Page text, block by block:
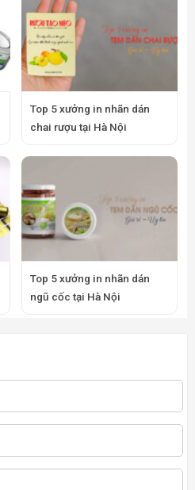
Top 5 xưởng in nhãn dán
chai rượu tại Hà Nội
Top 5 xưởng in nhãn dán
ngũ cốc tại Hà Nội